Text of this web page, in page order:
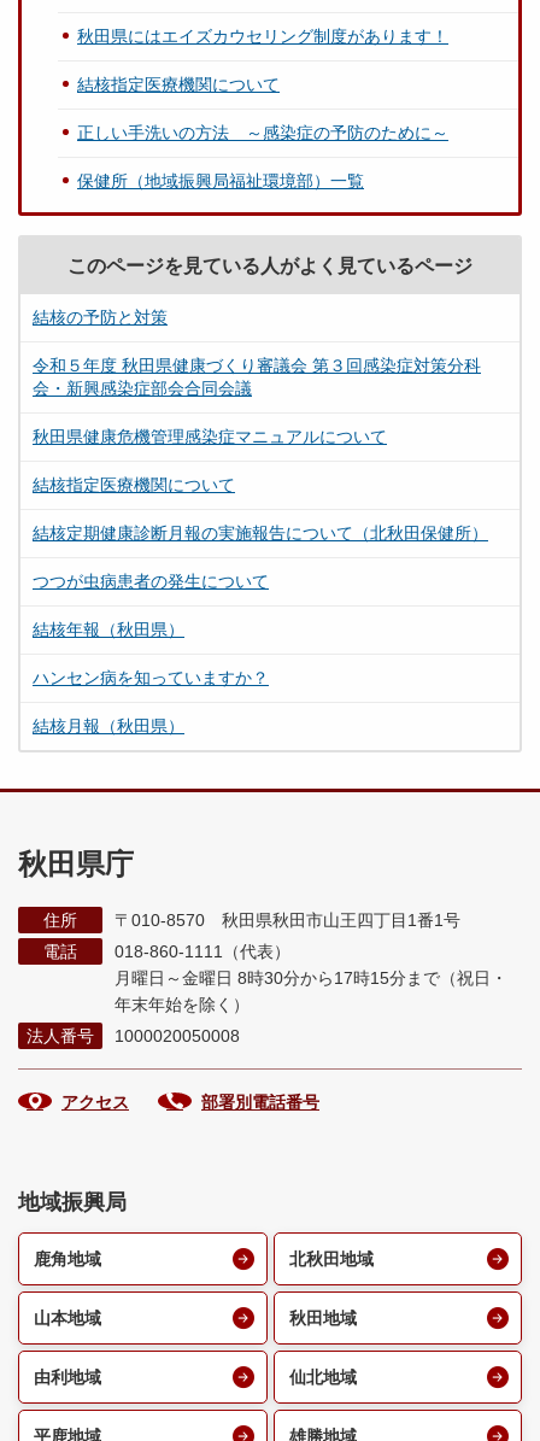
秋田県にはエイズカウセリング制度があります！
結核指定医療機関について
正しい手洗いの方法 ～感染症の予防のために～
保健所（地域振興局福祉環境部）一覧
このページを見ている人がよく見ているページ
結核の予防と対策
令和５年度 秋田県健康づくり審議会 第３回感染症対策分科
会・新興感染症部会合同会議
秋田県健康危機管理感染症マニュアルについて
結核指定医療機関について
結核定期健康診断月報の実施報告について（北秋田保健所）
つつが虫病患者の発生について
結核年報（秋田県）
ハンセン病を知っていますか？
結核月報（秋田県）
秋田県庁
住所
〒010-8570 秋田県秋田市山王四丁目1番1号
電話
018-860-1111（代表）
月曜日～金曜日 8時30分から17時15分まで （祝日・
年末年始を除く）
法人番号
1000020050008
アクセス 部署別電話番号
地域振興局
鹿角地域 北秋田地域
山本地域 秋田地域
由利地域 仙北地域
平鹿地域 雄勝地域